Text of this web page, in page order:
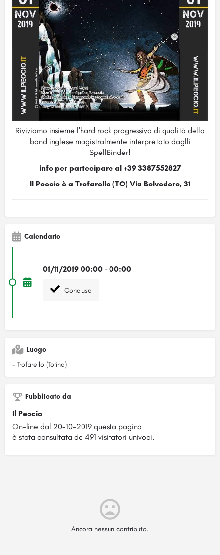
Riviviamo insieme l'hard rock progressivo di qualità della
band inglese magistralmente interpretato daglli
SpellBinder!
info per partecipare al +39 3387552827
Il Peocio è a Trofarello (TO) Via Belvedere, 31
Calendario
01/11/2019 00:00 - 00:00
Concluso
Luogo
- Trofarello (Torino)
Pubblicato da
Il Peocio
On-line dal 20-10-2019 questa pagina
è stata consultata da 491 visitatori univoci.
Ancora nessun contributo.